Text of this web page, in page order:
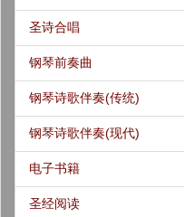
圣诗合唱
钢琴前奏曲
钢琴诗歌伴奏(传统)
钢琴诗歌伴奏(现代)
电子书籍
圣经阅读